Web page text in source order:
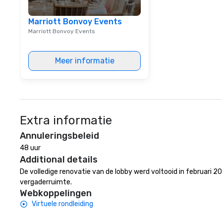
Story Behind the Flavors Fogo de
Chão Brazilian Steak House Our
story began in the mountainous
countryside of Rio Grande do Sul
our founding brothers learned on
their family farms that gave
Marriott Bonvoy Events
Marriott Bonvoy Events
Meer informatie
Extra informatie
Annuleringsbeleid
48 uur
Additional details
De volledige renovatie van de lobby werd voltooid in februari
vergaderruimte.
Webkoppelingen
Virtuele rondleiding